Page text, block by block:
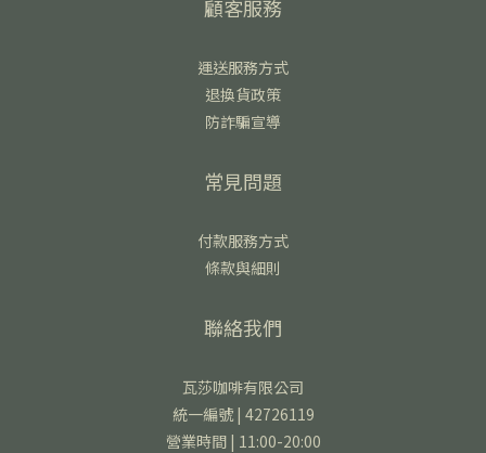
顧客服務
運送服務方式
退換貨政策
防詐騙宣導
常見問題
付款服務方式
條款與細則
聯絡我們
瓦莎咖啡有限公司
統一編號 | 42726119
營業時間 | 11:00-20:00